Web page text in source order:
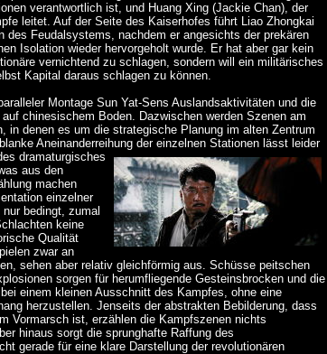
verantwortlich ist, und Huang Xing (Jackie Chan), der
leitet. Auf der Seite des Kaiserhofes führt Liao Zhongkai
des Feudalsystems, nachdem er angesichts der prekären
Isolation wieder hervorgeholt wurde. Er hat aber gar kein
vernichtend zu schlagen, sondern will ein militärisches
Kapital daraus schlagen zu können.
Montage Sun Yat-Sens Auslandsaktivitäten und die
chinesischem Boden. Dazwischen werden Szenen am
in denen es um die strategische Planung im alten Zentrum
Aneinanderreihung der einzelnen Stationen lässt leider
dramaturgisches
aus den
machen
einzelner
bedingt, zumal
keine
Qualität
zwar an
sehen aber relativ gleichförmig aus. Schüsse peitschen
sorgen für herumfliegende Gesteinsbrocken und die
einem kleinen Ausschnitt des Kampfes, ohne eine
herzustellen. Jenseits der abstrakten Bebilderung, dass
Vormarsch ist, erzählen die Kampfszenen nichts
hinaus sorgt die sprunghafte Raffung des
gerade für eine klare Darstellung der revolutionären